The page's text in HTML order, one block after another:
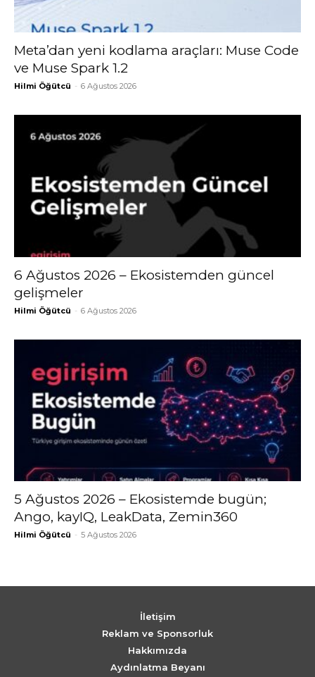
Meta’dan yeni kodlama araçları: Muse Code
ve Muse Spark 1.2
Hilmi Öğütcü - 6 Ağustos 2026
6 Ağustos 2026 – Ekosistemden güncel
gelişmeler
Hilmi Öğütcü - 6 Ağustos 2026
5 Ağustos 2026 – Ekosistemde bugün;
Ango, kayIQ, LeakData, Zemin360
Hilmi Öğütcü - 5 Ağustos 2026
İletişim
Reklam ve Sponsorluk
Hakkımızda
Aydınlatma Beyanı